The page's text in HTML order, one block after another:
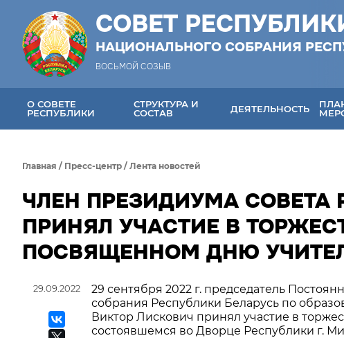
СОВЕТ
НАЦИОНАЛЬНОГО СОБРАНИЯ
ВОСЬМОЙ СОЗЫВ
О СОВЕТЕ
РЕСПУБЛИКИ
СТРУКТУРА И
СОСТАВ
ДЕЯТЕЛЬНОСТЬ
Главная / Пресс-центр / Лента новостей
ЧЛЕН ПРЕЗИДИУМА СОВЕТА
ПРИНЯЛ УЧАСТИЕ В
ПОСВЯЩЕННОМ ДНЮ
29.09.2022
29 сентября 2022 г. председатель
собрания Республики Беларусь по
Виктор Лискович принял участие в
состоявшемся во Дворце Республики г.